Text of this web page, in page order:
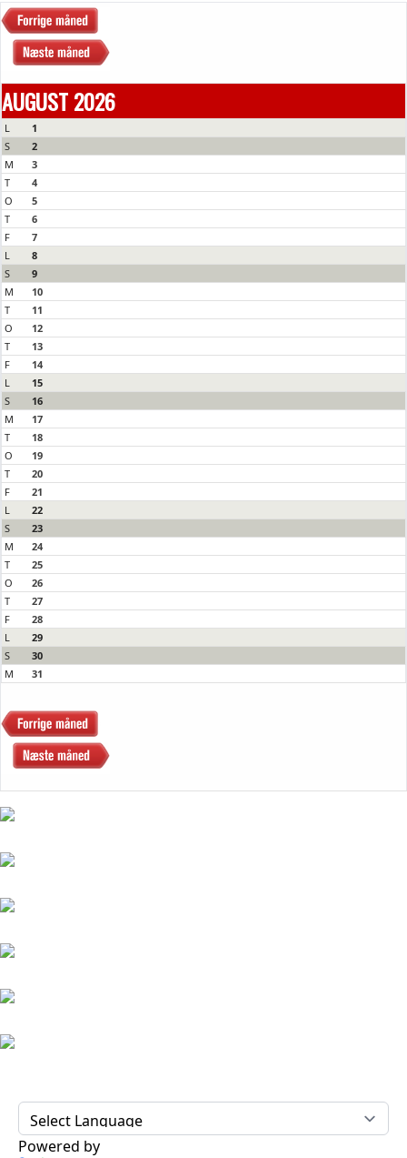
AUGUST 2026
L
1
S
2
M
3
T
4
O
5
T
6
F
7
L
8
S
9
M
10
T
11
O
12
T
13
F
14
L
15
S
16
M
17
T
18
O
19
T
20
F
21
L
22
S
23
M
24
T
25
O
26
T
27
F
28
L
29
S
30
M
31
Powered by